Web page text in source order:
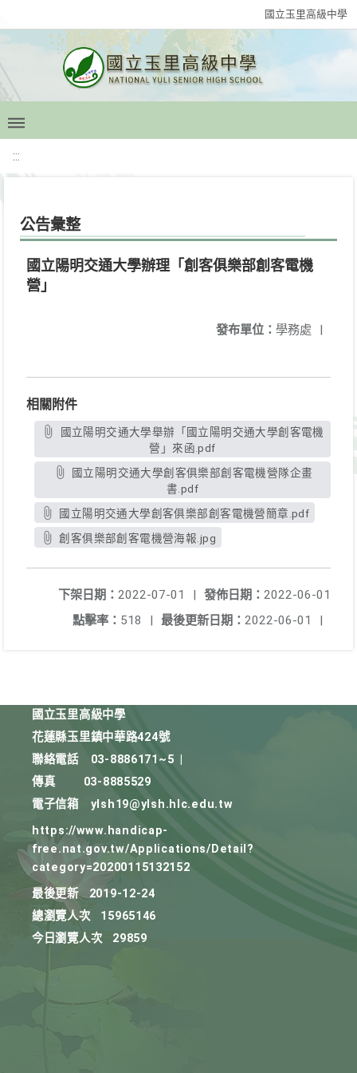
國立玉里高級中學
:::
公告彙整
國立陽明交通大學辦理「創客俱樂部創客電機
營」
發布單位： 學務處 |
相關附件
營」來函.pdf
書.pdf
國立陽明交通大學創客俱樂部創客電機營簡章.pdf
創客俱樂部創客電機營海報.jpg
發佈日期： 2022-06-01
下架日期： 2022-07-01
|
最後更新日期： 2022-06-01 |
點擊率： 518 |
國立玉里高級中學
花蓮縣玉里鎮中華路424號
聯絡電話
03-8886171~5
傳真
03-8885529
電子信箱
ylsh19@ylsh.hlc.edu.tw
https://www.handicap-
free.nat.gov.tw/Applications/Detail?
category=20200115132152
最後更新
2019-12-24
總瀏覽人次
15965146
今日瀏覽人次
29859